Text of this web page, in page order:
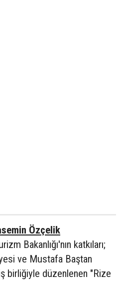
Özçelik
Bakanlığı'nın katkıları;
ve Mustafa Baştan
birliğiyle düzenlenen "Rize